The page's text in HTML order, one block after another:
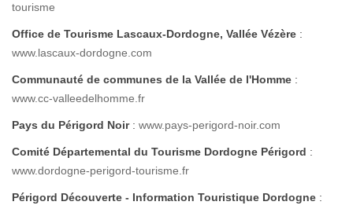
tourisme
Office de Tourisme Lascaux-Dordogne, Vallée Vézère :
www.lascaux-dordogne.com
Communauté de communes de la Vallée de l'Homme :
www.cc-valleedelhomme.fr
Pays du Périgord Noir: www.pays-perigord-noir.com
Comité Départemental du Tourisme Dordogne Périgord :
www.dordogne-perigord-tourisme.fr
Périgord Découverte - Information Touristique Dordogne :